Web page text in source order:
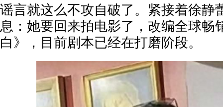
谣言就这么不攻自破了。紧接着徐静
息：她要回来拍电影了，改编全球畅
白》，目前剧本已经在打磨阶段。